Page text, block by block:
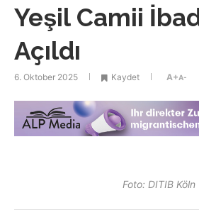
Yeşil Camii
Açıldı
6. Oktober 2025 Kaydet A+A-
Foto: DITIB Köln